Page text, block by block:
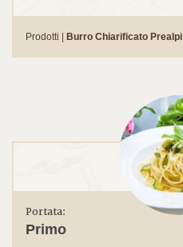
Prodotti | Burro Chiarificato Prealpi
Portata:
Primo